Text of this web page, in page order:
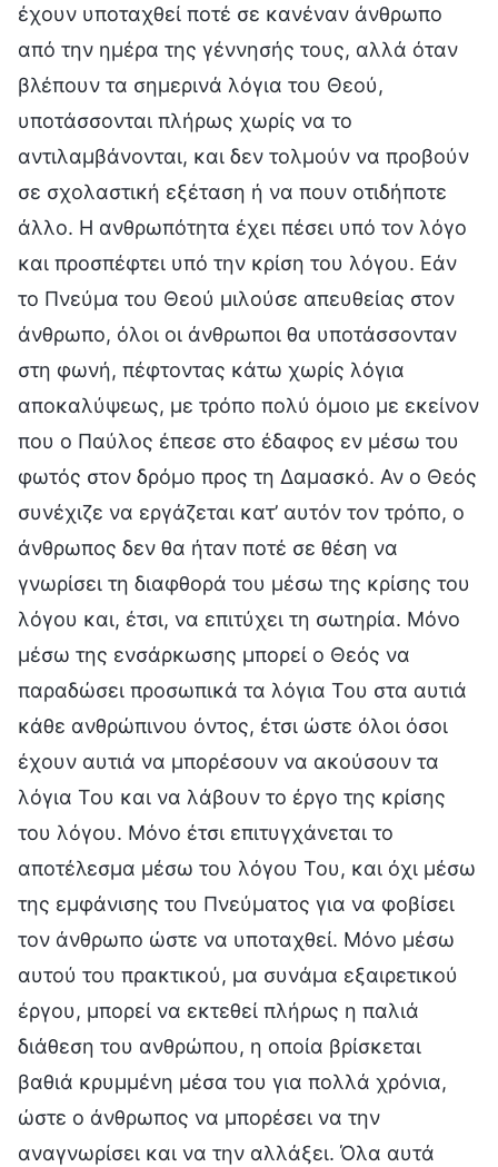
έχουν υποταχθεί ποτέ σε κανέναν άνθρωπο
από την ημέρα της γέννησής τους, αλλά όταν
βλέπουν τα σημερινά λόγια του Θεού,
υποτάσσονται πλήρως χωρίς να το
αντιλαμβάνονται, και δεν τολμούν να προβούν
σε σχολαστική εξέταση ή να πουν οτιδήποτε
άλλο. Η ανθρωπότητα έχει πέσει υπό τον λόγο
και προσπέφτει υπό την κρίση του λόγου. Εάν
το Πνεύμα του Θεού μιλούσε απευθείας στον
άνθρωπο, όλοι οι άνθρωποι θα υποτάσσονταν
στη φωνή, πέφτοντας κάτω χωρίς λόγια
αποκαλύψεως, με τρόπο πολύ όμοιο με εκείνον
που ο Παύλος έπεσε στο έδαφος εν μέσω του
φωτός στον δρόμο προς τη Δαμασκό. Αν ο Θεός
συνέχιζε να εργάζεται κατ’ αυτόν τον τρόπο, ο
άνθρωπος δεν θα ήταν ποτέ σε θέση να
γνωρίσει τη διαφθορά του μέσω της κρίσης του
λόγου και, έτσι, να επιτύχει τη σωτηρία. Μόνο
μέσω της ενσάρκωσης μπορεί ο Θεός να
παραδώσει προσωπικά τα λόγια Του στα αυτιά
κάθε ανθρώπινου όντος, έτσι ώστε όλοι όσοι
έχουν αυτιά να μπορέσουν να ακούσουν τα
λόγια Του και να λάβουν το έργο της κρίσης
του λόγου. Μόνο έτσι επιτυγχάνεται το
αποτέλεσμα μέσω του λόγου Του, και όχι μέσω
της εμφάνισης του Πνεύματος για να φοβίσει
τον άνθρωπο ώστε να υποταχθεί. Μόνο μέσω
αυτού του πρακτικού, μα συνάμα εξαιρετικού
έργου, μπορεί να εκτεθεί πλήρως η παλιά
διάθεση του ανθρώπου, η οποία βρίσκεται
βαθιά κρυμμένη μέσα του για πολλά χρόνια,
ώστε ο άνθρωπος να μπορέσει να την
αναγνωρίσει και να την αλλάξει. Όλα αυτά